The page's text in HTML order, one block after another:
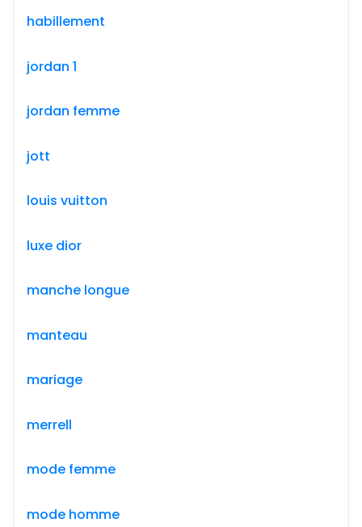
habillement
jordan 1
jordan femme
jott
louis vuitton
luxe dior
manche longue
manteau
mariage
merrell
mode femme
mode homme